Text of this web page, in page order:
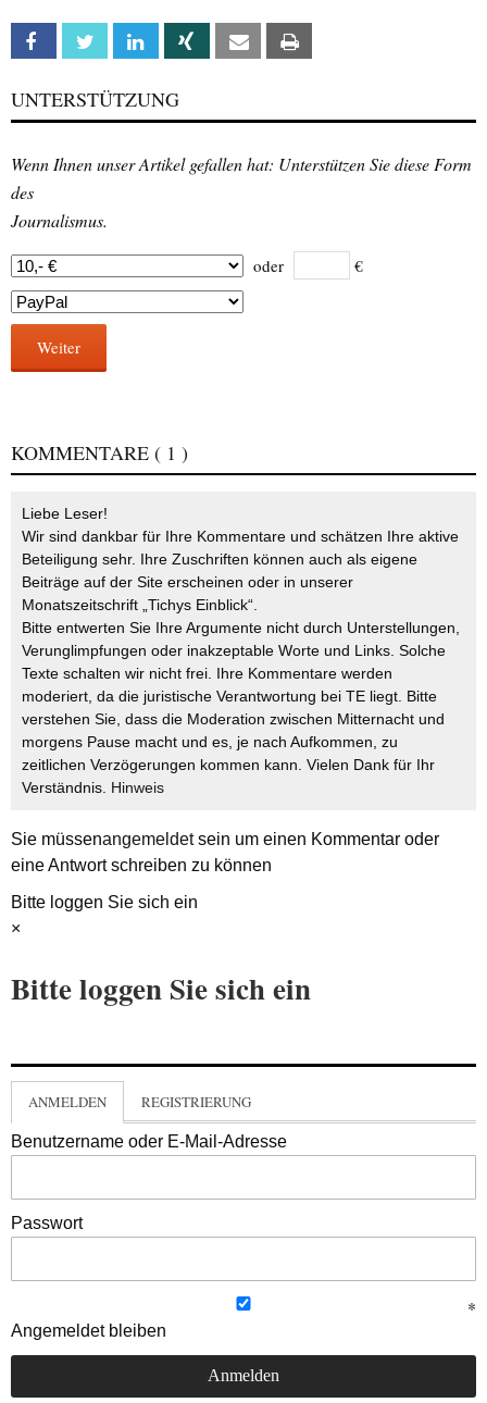
Facebook Twitter Linkedin Xing Email
UNTERSTÜTZUNG
Wenn Ihnen unser Artikel gefallen hat: Unterstützen Sie diese Form
des
Journalismus.
oder €
Weiter
KOMMENTARE ( 1 )
Liebe Leser!
Wir sind dankbar für Ihre Kommentare und schätzen Ihre aktive
Beteiligung sehr. Ihre Zuschriften können auch als eigene
Beiträge auf der Site erscheinen oder in unserer
Monatszeitschrift „Tichys Einblick“.
Bitte entwerten Sie Ihre Argumente nicht durch Unterstellungen,
Verunglimpfungen oder inakzeptable Worte und Links. Solche
Texte schalten wir nicht frei. Ihre Kommentare werden
moderiert, da die juristische Verantwortung bei TE liegt. Bitte
verstehen Sie, dass die Moderation zwischen Mitternacht und
morgens Pause macht und es, je nach Aufkommen, zu
zeitlichen Verzögerungen kommen kann. Vielen Dank für Ihr
Verständnis. Hinweis
Sie müssenangemeldetsein um einen Kommentar oder
eine Antwort schreiben zu können
Bitte loggen Sie sich ein
×
Bitte loggen Sie sich ein
ANMELDEN REGISTRIERUNG
Benutzername oder E-Mail-Adresse
Passwort
Angemeldet bleiben